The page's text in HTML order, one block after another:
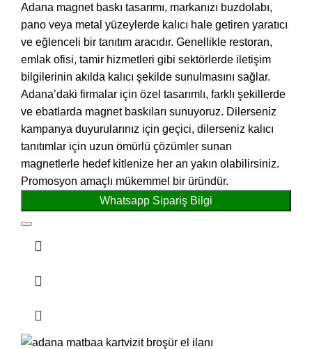
Adana magnet baskı tasarımı, markanızı buzdolabı,
pano veya metal yüzeylerde kalıcı hale getiren yaratıcı
ve eğlenceli bir tanıtım aracıdır. Genellikle restoran,
emlak ofisi, tamir hizmetleri gibi sektörlerde iletişim
bilgilerinin akılda kalıcı şekilde sunulmasını sağlar.
Adana’daki firmalar için özel tasarımlı, farklı şekillerde
ve ebatlarda magnet baskıları sunuyoruz. Dilerseniz
kampanya duyurularınız için geçici, dilerseniz kalıcı
tanıtımlar için uzun ömürlü çözümler sunan
magnetlerle hedef kitlenize her an yakın olabilirsiniz.
Promosyon amaçlı mükemmel bir üründür.
Whatsapp Sipariş Bilgi